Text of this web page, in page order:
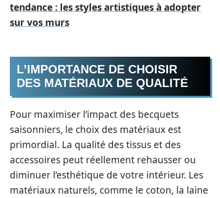
tendance : les styles artistiques à adopter
sur vos murs
L’IMPORTANCE DE CHOISIR
DES MATÉRIAUX DE QUALITÉ
Pour maximiser l’impact des becquets
saisonniers, le choix des matériaux est
primordial. La qualité des tissus et des
accessoires peut réellement rehausser ou
diminuer l’esthétique de votre intérieur. Les
matériaux naturels, comme le coton, la laine